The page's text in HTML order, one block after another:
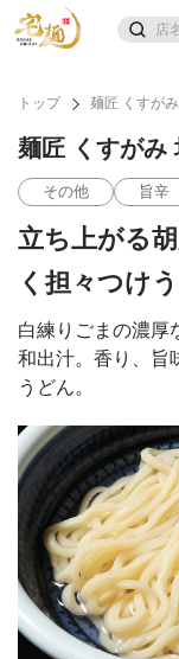
トップ 麺匠 くすがみ
麺匠 くすがみ
その他 旨辛
立ち上がる
く担々つけう
白練りごまの濃厚
和出汁。香り、旨
うどん。